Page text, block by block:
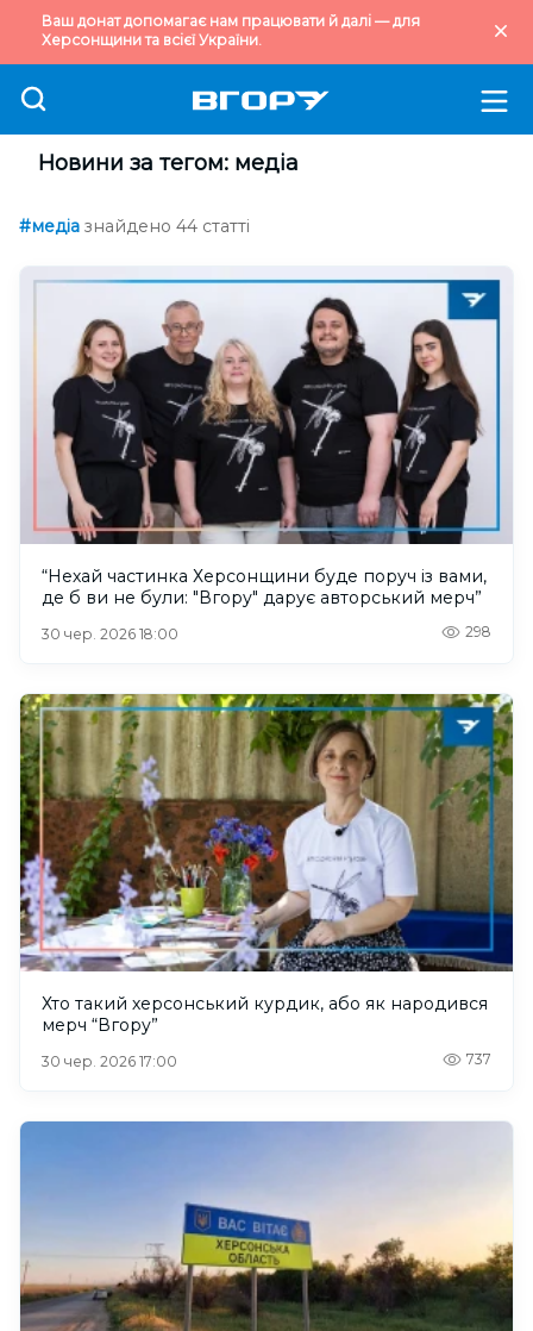
Ваш донат допомагає нам працювати й далі — для
Херсонщини та всієї України.
Новини за тегом: медіа
#медіа знайдено 44 статті
“Нехай частинка Херсонщини буде поруч із вами,
де б ви не були: "Вгору" дарує авторський мерч”
30 чер. 2026 18:00 298
Хто такий херсонський курдик, або як народився
мерч “Вгору”
30 чер. 2026 17:00 737